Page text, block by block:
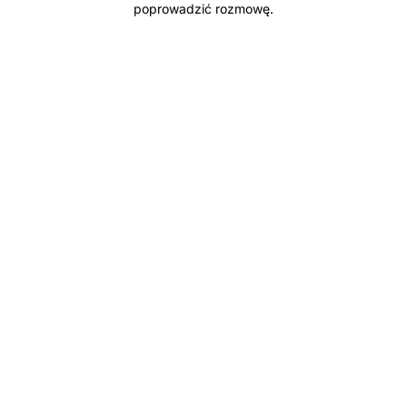
poprowadzić rozmowę.